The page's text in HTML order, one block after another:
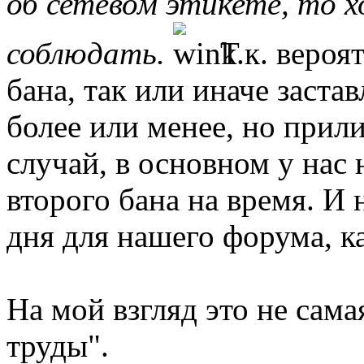
соблюдать.
Т.к.
бана, так или иначе
более или менее, но
случай, в основном у нас
второго бана на время. И
дня для нашего форума,
На мой взгляд это не
труды".